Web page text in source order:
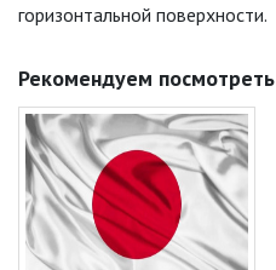
горизонтальной поверхности.
Рекомендуем посмотреть